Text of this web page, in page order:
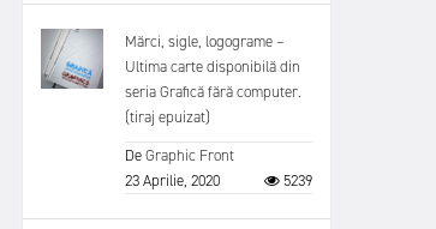
Mărci, sigle, logograme –
Ultima carte disponibilă din
seria Grafică fără computer.
(tiraj epuizat)
DeGraphic Front
23 Aprilie, 2020
5239